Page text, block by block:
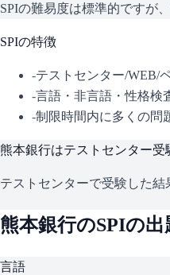
SPIの難易度は標準的ですが
SPIの特徴
-テストセンター/WEB/
-言語・非言語・性格検
-制限時間内に多くの問
熊本銀行はテストセンター受
テストセンターで受験した
熊本銀行のSPIの出
言語